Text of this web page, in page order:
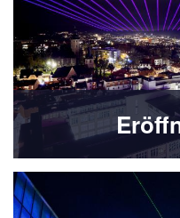
Bild